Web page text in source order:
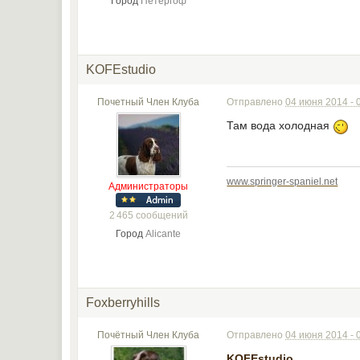
KOFEstudio
Почетный Член Клуба
Администраторы
2 465 сообщений
Город Alicante
Отправлено04 июня 2014 -
Там вода холодная
www.springer-spaniel.net
Foxberryhills
Почётный Член Клуба Отправлено04 июня 2014 -